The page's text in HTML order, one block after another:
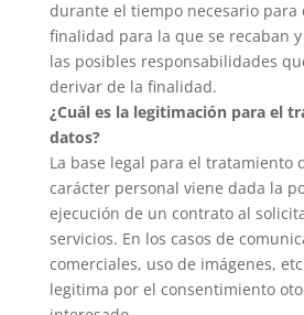
durante el tiempo necesario para
finalidad para la que se recaban
las posibles responsabilidades
derivar de la finalidad.
¿Cuál es la legitimación para el
datos?
La base legal para el tratamiento
carácter personal viene dada la
ejecución de un contrato al
servicios. En los casos de
comerciales, uso de imágenes,
legitima por el consentimiento